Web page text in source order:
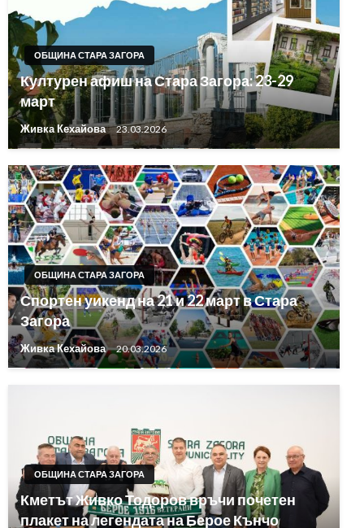
ОБЩИНА СТАРА ЗАГОРА
Културен афиш на Стара Загора: 23-29
март
Живка Кехайова 23.03.2026
ОБЩИНА СТАРА ЗАГОРА
Спортен уикенд на 21 и 22 март в Стара
Загора
Живка Кехайова 20.03.2026
ОБЩИНА СТАРА ЗАГОРА
Кметът Живко Тодоров връчи почетен
плакет на легендата на Берое Кънчо